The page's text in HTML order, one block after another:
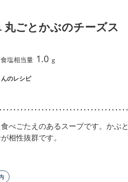
丸ごとかぶのチーズス
食塩相当量 1.0 g
のレシピ
べごたえのあるスープです。かぶと
相性抜群です。